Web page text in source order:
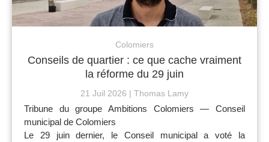
Colomiers
Conseils de quartier : ce que cache vraiment
la réforme du 29 juin
21 Juil 2026 Thomas Lamy
Tribune du groupe Ambitions Colomiers — Conseil
municipal de Colomiers
Le 29 juin dernier, le Conseil municipal a voté la